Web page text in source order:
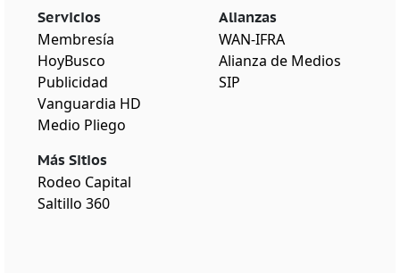
Servicios
Membresía
HoyBusco
Publicidad
Vanguardia HD
Medio Pliego
Más Sitios
Rodeo Capital
Saltillo 360
Alianzas
WAN-IFRA
Alianza de Medios
SIP